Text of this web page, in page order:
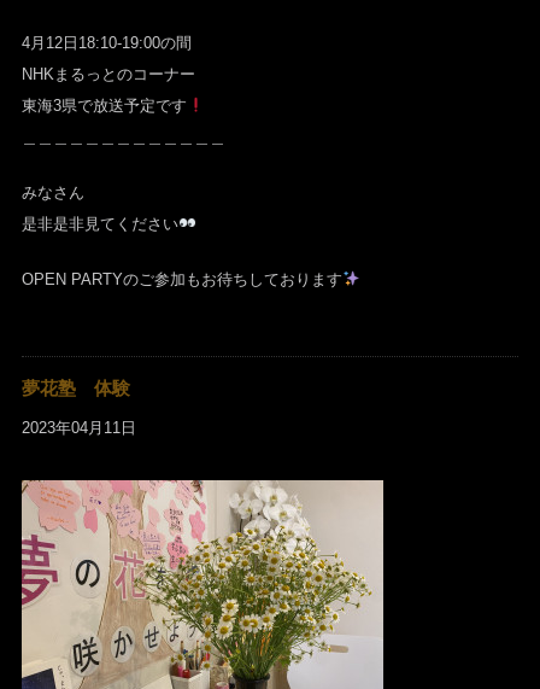
4月12日18:10-19:00の間
NHKまるっとのコーナー
東海3県で放送予定です
みなさん
是非是非見てください
OPEN PARTYのご参加もお待ちしております
夢花塾 体験
2023年04月11日